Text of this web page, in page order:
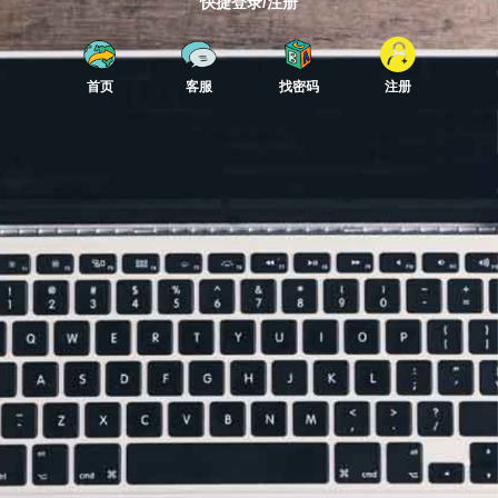
首页 客服 找密码 注册